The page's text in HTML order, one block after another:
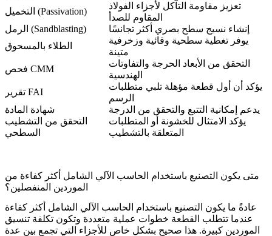
التخميل (Passivation)
تعزيز مقاومة التآكل لأجزاء الفولاذ
المقاوم للصدأ
الرمل (Sandblasting)
إنشاء نسيج سطح بصري أكثر تجانسًا
الطلاء بالمسحوق
يوفر تغطية سطحية وقائية وزخرفية
متينة
فحص CMM
التحقق من الأبعاد الحرجة والتفاوتات
الهندسية
تقرير FAI
يؤكد أن أول قطعة مؤهلة تلبي متطلبات
الرسم
شهادة المادة
يدعم إمكانية التتبع والتحقق من الدرجة
التحقق من التشطيب
السطحي
يؤكد الامتثال للخشونة أو المتطلبات
المتعلقة بالتشطيب
متى يكون التصنيع باستخدام الحاسب الآلي الشامل أكثر كفاءة من
الموردين المنفصلين؟
عادةً ما يكون التصنيع باستخدام الحاسب الآلي الشامل أكثر كفاءة
عندما تتطلب القطعة خطوات عملية متعددة وتكون تكلفة تنسيق
الموردين كبيرة. هذا صحيح بشكل خاص للأجزاء التي تجمع بين عدة